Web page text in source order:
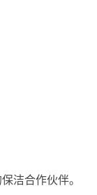
洁合作伙伴。